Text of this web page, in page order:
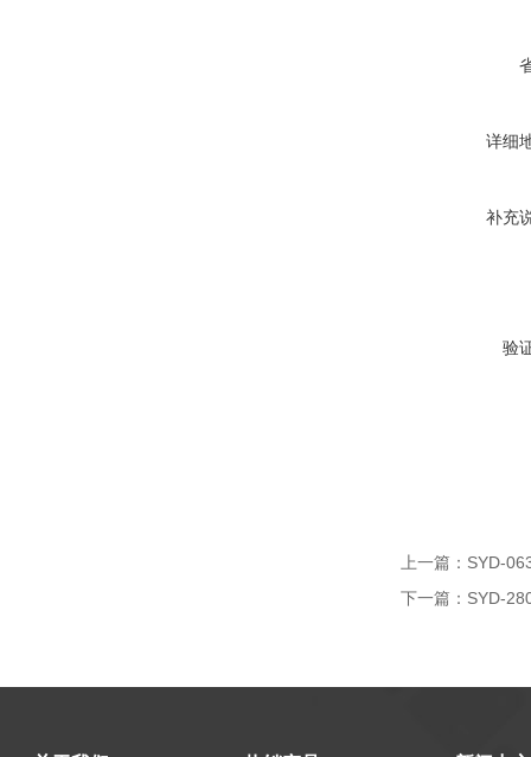
详细
补充
验
上一篇： SYD-
下一篇： SYD-